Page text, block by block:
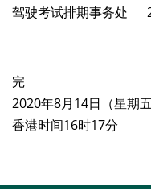
驾驶考试排期事务处
完
2020年8月14日（星期五
香港时间16时17分